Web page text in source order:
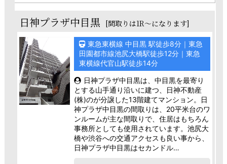
日神プラザ中目黒 [間取りは1R～になります]
東急東横線 中目黒 駅徒歩8分｜東急
田園都市線池尻大橋駅徒歩12分｜東急
東横線代官山駅徒歩14分
日神プラザ中目黒は、中目黒を最寄り
とする山手通り沿いに建つ、日神不動産
(株)のが分譲した13階建てマンション。日
神プラザ中目黒の間取りは、20平米台のワ
ンルームが主な間取りで、住居はもちろん
事務所としても使用されています。池尻大
橋や渋谷への交通アクセスも良い事から、
日神プラザ中目黒はセカンドル…